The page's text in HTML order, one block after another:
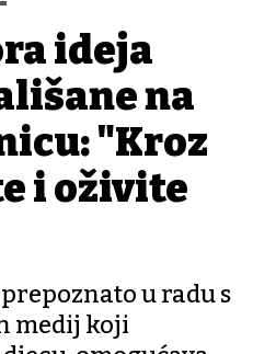
ideja
na
"Kroz
i oživite
u radu s
medij koji